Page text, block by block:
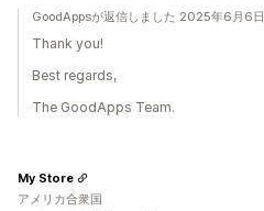
GoodAppsが返信しました 2025年6月6日
Thank you!
Best regards,
The GoodApps Team.
My Store
アメリカ合衆国